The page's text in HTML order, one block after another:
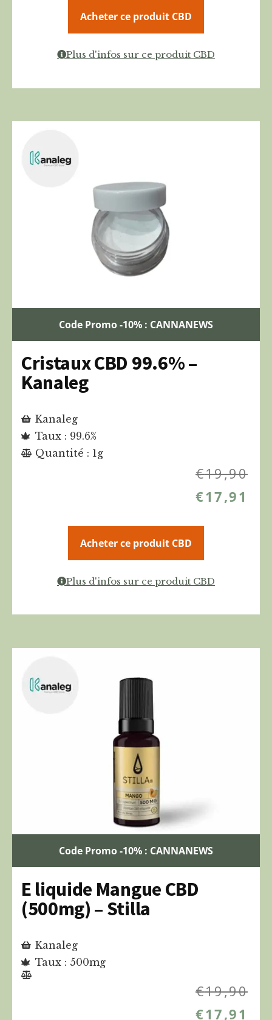
Acheter ce produit CBD
Plus d'infos sur ce produit CBD
Code Promo -10% : CANNANEWS
Cristaux CBD 99.6% –
Kanaleg
Kanaleg
Taux : 99.6%
Quantité : 1g
€19,90
€17,91
Acheter ce produit CBD
Plus d'infos sur ce produit CBD
Code Promo -10% : CANNANEWS
E liquide Mangue CBD
(500mg) – Stilla
Kanaleg
Taux : 500mg
€19,90
€17,91